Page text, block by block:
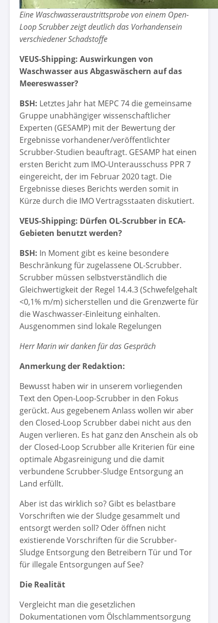
Eine Waschwasseraustrittsprobe von einem Open-
Loop Scrubber zeigt deutlich das Vorhandensein
verschiedener Schadstoffe
VEUS-Shipping: Auswirkungen von
Waschwasser aus Abgaswäschern auf das
Meereswasser?
BSH: Letztes Jahr hat MEPC 74 die gemeinsame
Gruppe unabhängiger wissenschaftlicher
Experten (GESAMP) mit der Bewertung der
Ergebnisse vorhandener/veröffentlichter
Scrubber-Studien beauftragt. GESAMP hat einen
ersten Bericht zum IMO-Unterausschuss PPR 7
eingereicht, der im Februar 2020 tagt. Die
Ergebnisse dieses Berichts werden somit in
Kürze durch die IMO Vertragsstaaten diskutiert.
VEUS-Shipping: Dürfen OL-Scrubber in ECA-
Gebieten benutzt werden?
BSH: In Moment gibt es keine besondere
Beschränkung für zugelassene OL-Scrubber.
Scrubber müssen selbstverständlich die
Gleichwertigkeit der Regel 14.4.3 (Schwefelgehalt
<0,1% m/m) sicherstellen und die Grenzwerte für
die Waschwasser-Einleitung einhalten.
Ausgenommen sind lokale Regelungen
Herr Marin wir danken für das Gespräch
Anmerkung der Redaktion:
Bewusst haben wir in unserem vorliegenden
Text den Open-Loop-Scrubber in den Fokus
gerückt. Aus gegebenem Anlass wollen wir aber
den Closed-Loop Scrubber dabei nicht aus den
Augen verlieren. Es hat ganz den Anschein als ob
der Closed-Loop Scrubber alle Kriterien für eine
optimale Abgasreinigung und die damit
verbundene Scrubber-Sludge Entsorgung an
Land erfüllt.
Aber ist das wirklich so? Gibt es belastbare
Vorschriften wie der Sludge gesammelt und
entsorgt werden soll? Oder öffnen nicht
existierende Vorschriften für die Scrubber-
Sludge Entsorgung den Betreibern Tür und Tor
für illegale Entsorgungen auf See?
Die Realität
Vergleicht man die gesetzlichen
Dokumentationen vom Ölschlammentsorgung